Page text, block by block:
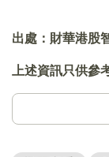
出處：財華港股
上述資訊只供參